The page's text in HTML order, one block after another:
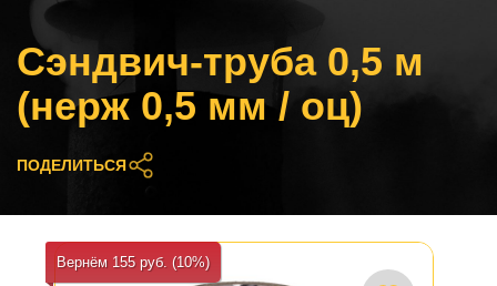
Сэндвич-труба 0,5 м
(нерж 0,5 мм / оц)
ПОДЕЛИТЬСЯ
Вернём 155 руб. (10%)